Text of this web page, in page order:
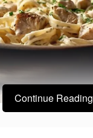
Continue Reading